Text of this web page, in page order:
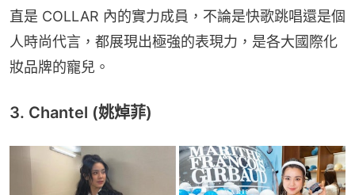
直是 COLLAR 內的實力成員，不論是快歌跳唱還是個
人時尚代言，都展現出極強的表現力，是各大國際化
妝品牌的寵兒。
3. Chantel (姚焯菲)